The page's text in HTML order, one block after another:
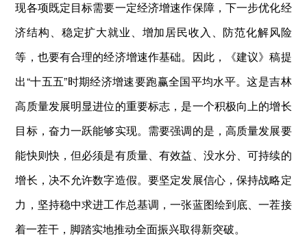
现各项既定目标需要一定经济增速作保障，下一步优化经
济结构、稳定扩大就业、增加居民收入、防范化解风险
等，也要有合理的经济增速作基础。因此，《建议》稿提
出“十五五”时期经济增速要跑赢全国平均水平。这是吉林
高质量发展明显进位的重要标志，是一个积极向上的增长
目标，奋力一跃能够实现。需要强调的是，高质量发展要
能快则快，但必须是有质量、有效益、没水分、可持续的
增长，决不允许数字造假。要坚定发展信心，保持战略定
力，坚持稳中求进工作总基调，一张蓝图绘到底、一茬接
着一茬干，脚踏实地推动全面振兴取得新突破。